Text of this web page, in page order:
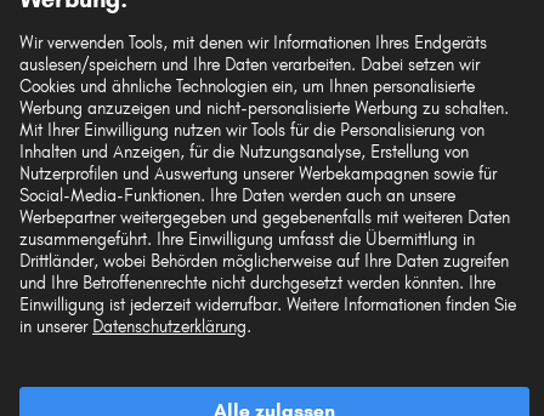
Rechtliches
Akzeptierte Zahlungsarten
Vorkasse
Unsere Versandpartner
Wir verwenden Tools, mit denen wir Informationen Ihres Endgeräts
auslesen/speichern und Ihre Daten verarbeiten. Dabei setzen wir
Cookies und ähnliche Technologien ein, um Ihnen personalisierte
Werbung anzuzeigen und nicht-personalisierte Werbung zu schalten.
Mit Ihrer Einwilligung nutzen wir Tools für die Personalisierung von
Inhalten und Anzeigen, für die Nutzungsanalyse, Erstellung von
Nutzerprofilen und Auswertung unserer Werbekampagnen sowie für
Social-Media-Funktionen. Ihre Daten werden auch an unsere
Werbepartner weitergegeben und gegebenenfalls mit weiteren Daten
zusammengeführt. Ihre Einwilligung umfasst die Übermittlung in
Drittländer, wobei Behörden möglicherweise auf Ihre Daten zugreifen
und Ihre Betroffenenrechte nicht durchgesetzt werden könnten. Ihre
Einwilligung ist jederzeit widerrufbar. Weitere Informationen finden Sie
in unserer Datenschutzerklärung.
Alle zulassen